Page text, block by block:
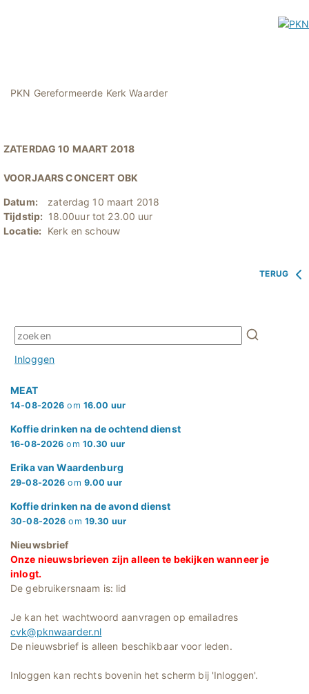
PKN Gereformeerde Kerk Waarder
ZATERDAG 10 MAART 2018
VOORJAARS CONCERT OBK
Datum:
zaterdag 10 maart 2018
Tijdstip: 18.00uur tot 23.00 uur
Locatie: Kerk en schouw
TERUG
Inloggen
MEAT
14-08-2026 om 16.00 uur
Koffie drinken na de ochtend dienst
16-08-2026 om 10.30 uur
Erika van Waardenburg
29-08-2026 om 9.00 uur
Koffie drinken na de avond dienst
30-08-2026 om 19.30 uur
Nieuwsbrief
Onze nieuwsbrieven zijn alleen te bekijken wanneer je
inlogt.
De gebruikersnaam is: lid
Je kan het wachtwoord aanvragen op emailadres
cvk@pknwaarder.nl
De nieuwsbrief is alleen beschikbaar voor leden.
Inloggen kan rechts bovenin het scherm bij 'Inloggen'.